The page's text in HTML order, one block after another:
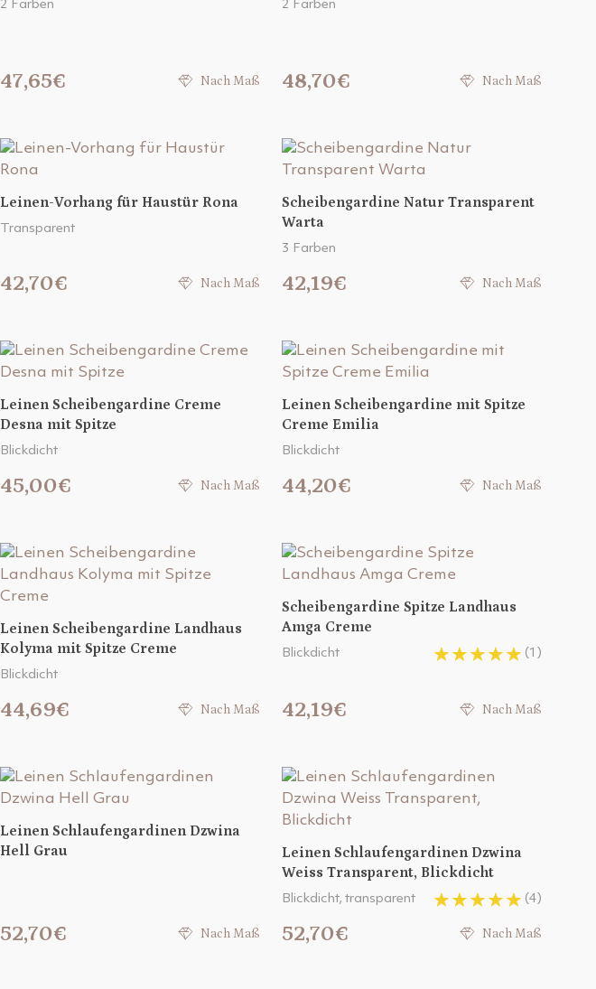
2 Farben
47,65€ Nach Maß
2 Farben
48,70€ Nach Maß
Leinen-Vorhang für Haustür Rona
Transparent
42,70€ Nach Maß
Scheibengardine Natur Transparent
Warta
3 Farben
42,19€ Nach Maß
Leinen Scheibengardine Creme
Desna mit Spitze
Blickdicht
45,00€ Nach Maß
Leinen Scheibengardine mit Spitze
Creme Emilia
Blickdicht
44,20€ Nach Maß
Leinen Scheibengardine Landhaus
Kolyma mit Spitze Creme
Blickdicht
44,69€ Nach Maß
Scheibengardine Spitze Landhaus
Amga Creme
Blickdicht (1)
42,19€ Nach Maß
Leinen Schlaufengardinen Dzwina
Hell Grau
52,70€ Nach Maß
Leinen Schlaufengardinen Dzwina
Weiss Transparent, Blickdicht
Blickdicht, transparent (4)
52,70€ Nach Maß